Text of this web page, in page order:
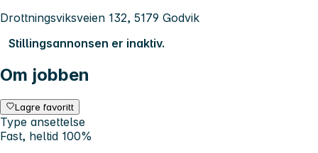
Drottningsviksveien 132, 5179 Godvik
Stillingsannonsen er inaktiv.
Om jobben
Lagre favoritt
Type ansettelse
Fast, heltid 100%